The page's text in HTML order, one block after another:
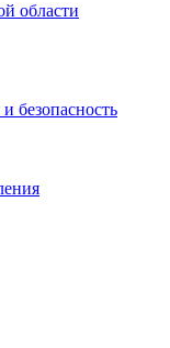
области
безопасность